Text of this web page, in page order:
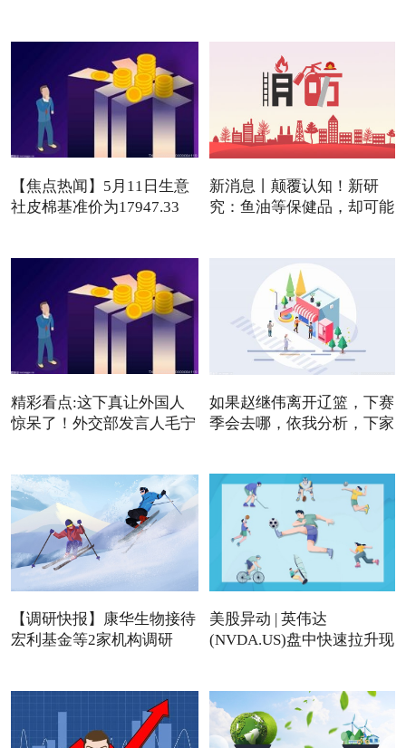
【焦点热闻】5月11日生意
社皮棉基准价为17947.33
新消息丨颠覆认知！新研
究：鱼油等保健品，却可能
精彩看点:这下真让外国人
惊呆了！外交部发言人毛宁
如果赵继伟离开辽篮，下赛
季会去哪，依我分析，下家
【调研快报】康华生物接待
宏利基金等2家机构调研
美股异动 | 英伟达
(NVDA.US)盘中快速拉升现